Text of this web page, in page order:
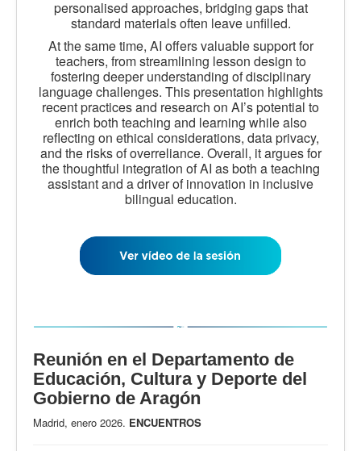
personalised approaches, bridging gaps that
standard materials often leave unfilled.
At the same time, AI offers valuable support for
teachers, from streamlining lesson design to
fostering deeper understanding of disciplinary
language challenges. This presentation highlights
recent practices and research on AI’s potential to
enrich both teaching and learning while also
reflecting on ethical considerations, data privacy,
and the risks of overreliance. Overall, it argues for
the thoughtful integration of AI as both a teaching
assistant and a driver of innovation in inclusive
bilingual education.
Reunión en el Departamento de
Educación, Cultura y Deporte del
Gobierno de Aragón
Madrid, enero 2026. ENCUENTROS